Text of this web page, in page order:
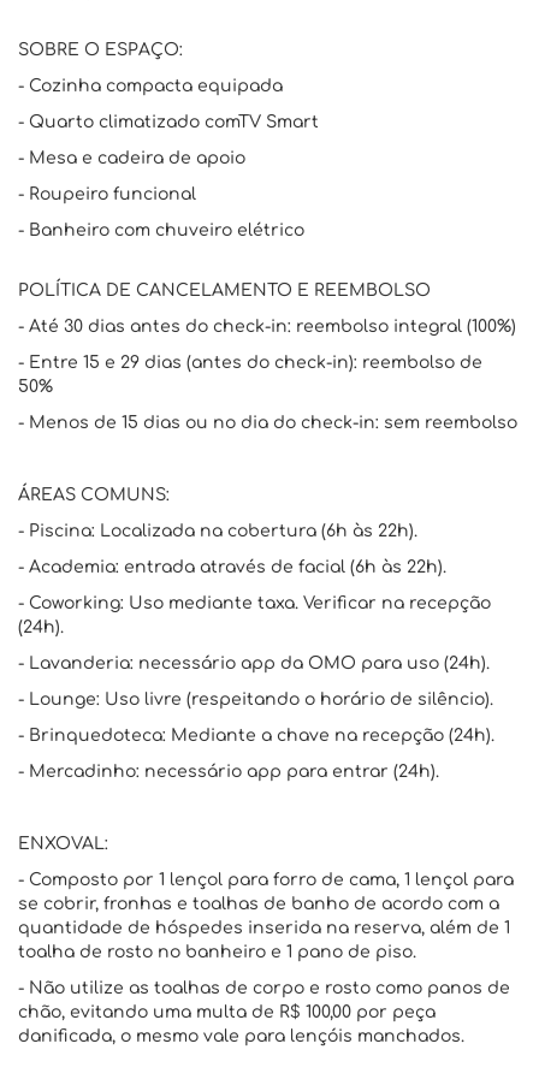
SOBRE O ESPAÇO:
- Cozinha compacta equipada
- Quarto climatizado comTV Smart
- Mesa e cadeira de apoio
- Roupeiro funcional
- Banheiro com chuveiro elétrico
POLÍTICA DE CANCELAMENTO E REEMBOLSO
- Até 30 dias antes do check-in: reembolso integral (100%)
- Entre 15 e 29 dias (antes do check-in): reembolso de
50%
- Menos de 15 dias ou no dia do check-in: sem reembolso
ÁREAS COMUNS:
- Piscina: Localizada na cobertura (6h às 22h).
- Academia: entrada através de facial (6h às 22h).
- Coworking: Uso mediante taxa. Verificar na recepção
(24h).
- Lavanderia: necessário app da OMO para uso (24h).
- Lounge: Uso livre (respeitando o horário de silêncio).
- Brinquedoteca: Mediante a chave na recepção (24h).
- Mercadinho: necessário app para entrar (24h).
ENXOVAL:
- Composto por 1 lençol para forro de cama, 1 lençol para
se cobrir, fronhas e toalhas de banho de acordo com a
quantidade de hóspedes inserida na reserva, além de 1
toalha de rosto no banheiro e 1 pano de piso.
- Não utilize as toalhas de corpo e rosto como panos de
chão, evitando uma multa de R$ 100,00 por peça
danificada, o mesmo vale para lençóis manchados.